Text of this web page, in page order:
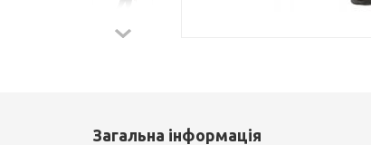
Загальна інформація